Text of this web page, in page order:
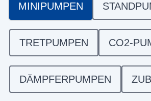
MINIPUMPEN
TRETPUMPEN CO2-
DÄMPFERPUMPEN